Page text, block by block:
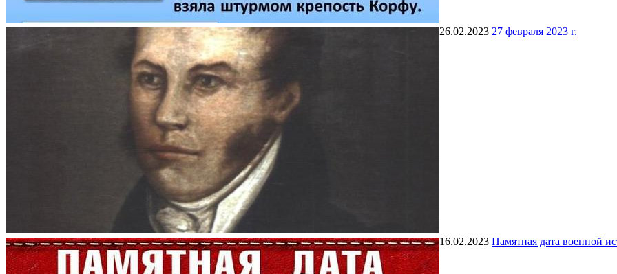
26.02.2023 27 февраля 2023 г.
16.02.2023 Памятная дата военной